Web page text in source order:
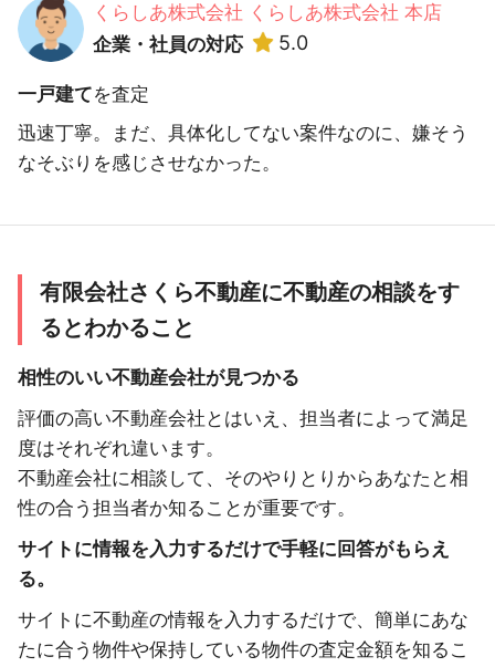
くらしあ株式会社 くらしあ株式会社 本店
企業・社員の対応
5.0
一戸建てを査定
迅速丁寧。まだ、具体化してない案件なのに、嫌そう
なそぶりを感じさせなかった。
有限会社さくら不動産に不動産の相談をす
るとわかること
相性のいい不動産会社が見つかる
評価の高い不動産会社とはいえ、担当者によって満足
度はそれぞれ違います。
不動産会社に相談して、そのやりとりからあなたと相
性の合う担当者か知ることが重要です。
サイトに情報を入力するだけで手軽に回答がもらえ
る。
サイトに不動産の情報を入力するだけで、簡単にあな
たに合う物件や保持している物件の査定金額を知るこ